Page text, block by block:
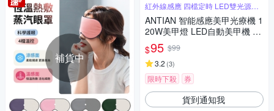
補貨中
紅外線感應 四檔定時 LED雙光源不
傷眼
ANTIAN 智能感應美甲光療機 1
20W美甲燈 LED自動美甲機 指
甲油膠速乾機 UV光療燈
$95 $99
3.2 (3)
限時下殺 券
貨到通知我